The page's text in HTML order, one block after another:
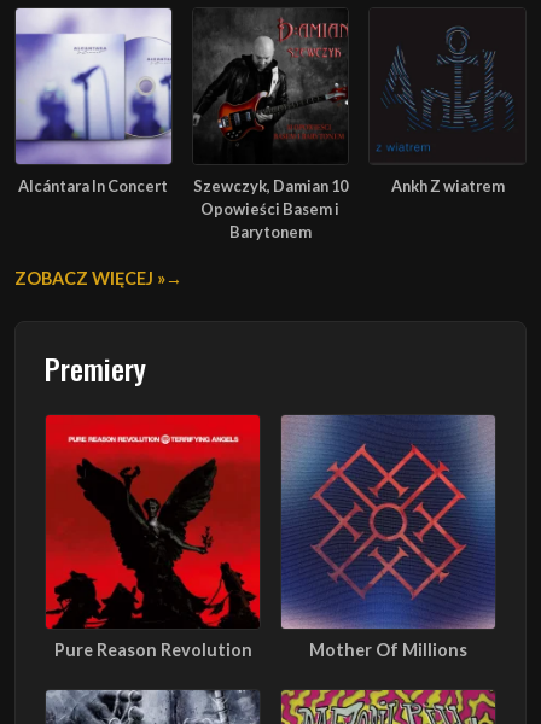
Alcántara In Concert
Szewczyk, Damian 10
Opowieści Basem i
Barytonem
Ankh Z wiatrem
ZOBACZ WIĘCEJ »
Premiery
Pure Reason Revolution Mother Of Millions